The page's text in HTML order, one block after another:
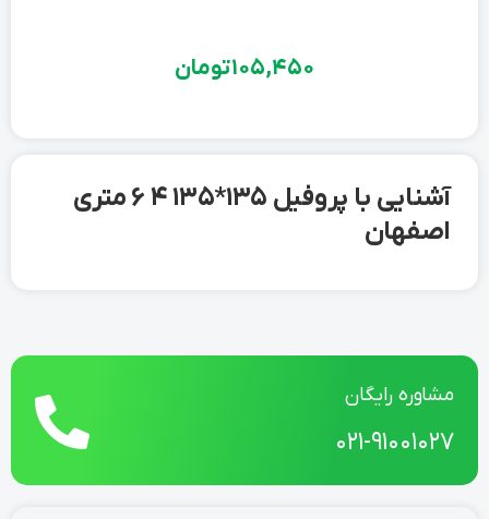
مشاوره رایگان
021-91001027
105,450تومان
آشنایی با پروفیل 135*135 4 6 متری
اصفهان